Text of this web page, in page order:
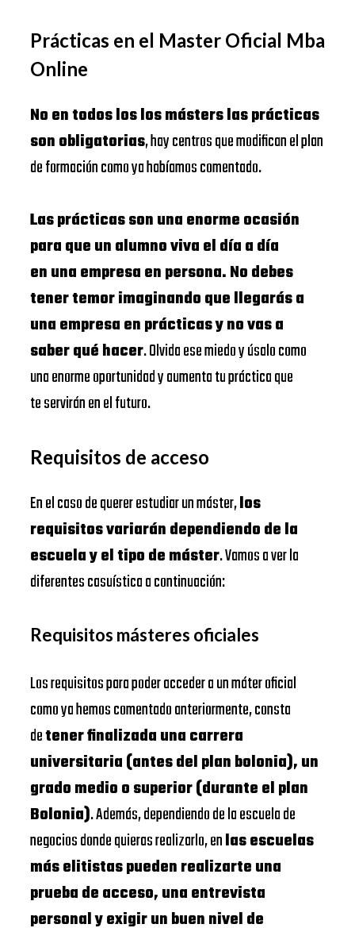
Prácticas en el Master Oficial Mba
Online
No en todos los los másters las prácticas
son obligatorias, hay centros que modifican el plan
de formación como ya habíamos comentado.
Las prácticas son una enorme ocasión
para que un alumno viva el día a día
en una empresa en persona. No debes
tener temor imaginando que llegarás a
una empresa en prácticas y no vas a
saber qué hacer. Olvida ese miedo y úsalo como
una enorme oportunidad y aumenta tu práctica que
te servirán en el futuro.
Requisitos de acceso
En el caso de querer estudiar un máster,los
requisitos variarán dependiendo de la
escuela y el tipo de máster. Vamos a ver la
diferentes casuística a continuación:
Requisitos másteres oficiales
Los requisitos para poder acceder a un máter oficial
como ya hemos comentado anteriormente, consta
detener finalizada una carrera
universitaria (antes del plan bolonia), un
grado medio o superior (durante el plan
Bolonia). Además, dependiendo de la escuela de
negocios donde quieras realizarlo, enlas escuelas
más elitistas pueden realizarte una
prueba de acceso, una entrevista
personal y exigir un buen nivel de